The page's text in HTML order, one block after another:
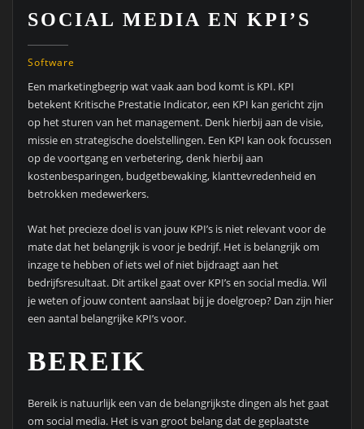
SOCIAL MEDIA EN KPI’S
Software
Een marketingbegrip wat vaak aan bod komt is KPI. KPI
betekent Kritische Prestatie Indicator, een KPI kan gericht zijn
op het sturen van het management. Denk hierbij aan de visie,
missie en strategische doelstellingen. Een KPI kan ook focussen
op de voortgang en verbetering, denk hierbij aan
kostenbesparingen, budgetbewaking, klanttevredenheid en
betrokken medewerkers.
Wat het precieze doel is van jouw KPI’s is niet relevant voor de
mate dat het belangrijk is voor je bedrijf. Het is belangrijk om
inzage te hebben of iets wel of niet bijdraagt aan het
bedrijfsresultaat. Dit artikel gaat over KPI’s en social media. Wil
je weten of jouw content aanslaat bij je doelgroep? Dan zijn hier
een aantal belangrijke KPI’s voor.
BEREIK
Bereik is natuurlijk een van de belangrijkste dingen als het gaat
om social media. Het is van groot belang dat de geplaatste